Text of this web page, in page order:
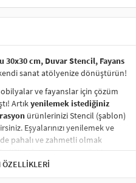
30x30 cm, Duvar Stencil, Fayans
sanat atölyenize dönüştürün!
ve fayanslar için çözüm
Artıkyenilemek istediğiniz
ürünlerinizi Stencil (şablon)
Eşyalarınızı yenilemek ve
pahalı ve zahmetli olmak
her yüzeye pratik bir
mobilyalarınızın, duvarlarınızın,
değiştirebilir.